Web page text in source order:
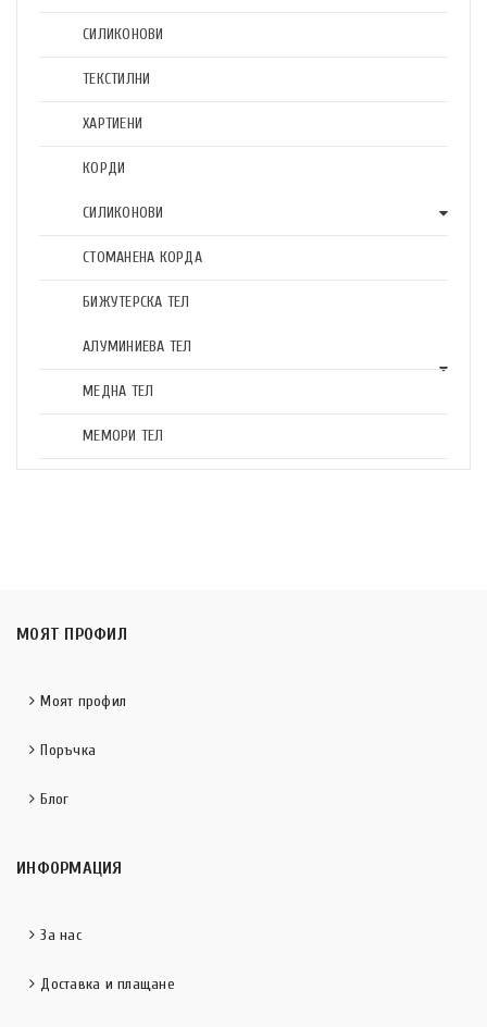
СИЛИКОНОВИ
ТЕКСТИЛНИ
ХАРТИЕНИ
КОРДИ
СИЛИКОНОВИ
СТОМАНЕНА КОРДА
БИЖУТЕРСКА ТЕЛ
АЛУМИНИЕВА ТЕЛ
МЕДНА ТЕЛ
МЕМОРИ ТЕЛ
МОЯТ ПРОФИЛ
Моят профил
Поръчка
Блог
ИНФОРМАЦИЯ
За нас
Доставка и плащане